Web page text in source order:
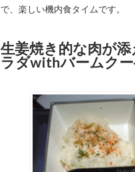
で、楽しい機内食タイムです。
生姜焼き的な肉が
ラダwithバームク